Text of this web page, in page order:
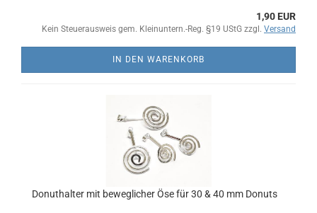
1,90 EUR
Kein Steuerausweis gem. Kleinuntern.-Reg. §19 UStG zzgl. Versand
IN DEN WARENKORB
Donuthalter mit beweglicher Öse für 30 & 40 mm Donuts